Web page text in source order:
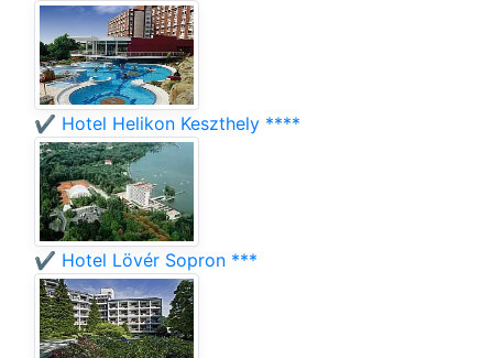
✔️ Hotel Helikon Keszthely ****
✔️ Hotel Lövér Sopron ***